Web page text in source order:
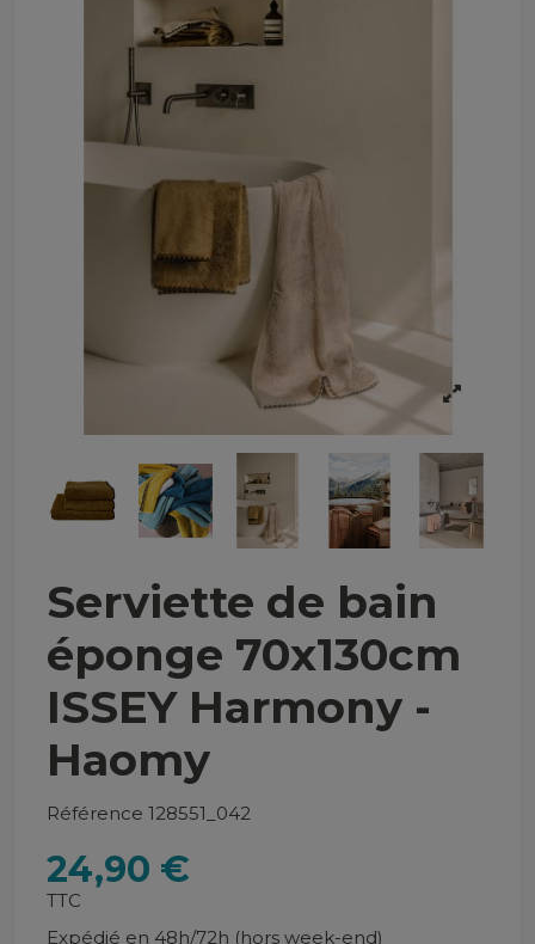
Serviette de bain
éponge 70x130cm
ISSEY Harmony -
Haomy
Référence 128551_042
24,90 €
TTC
Expédié en 48h/72h (hors week-end)